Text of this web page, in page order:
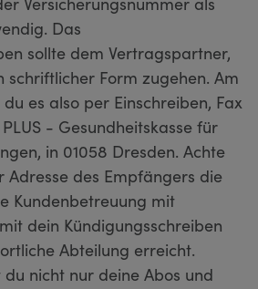
Das
sollte dem Vertragspartner,
schriftlicher Form zugehen. Am
es also per Einschreiben, Fax
- Gesundheitskasse für
in 01058 Dresden. Achte
Adresse des Empfängers die
Kundenbetreuung mit
dein Kündigungsschreiben
Abteilung erreicht.
nicht nur deine Abos und